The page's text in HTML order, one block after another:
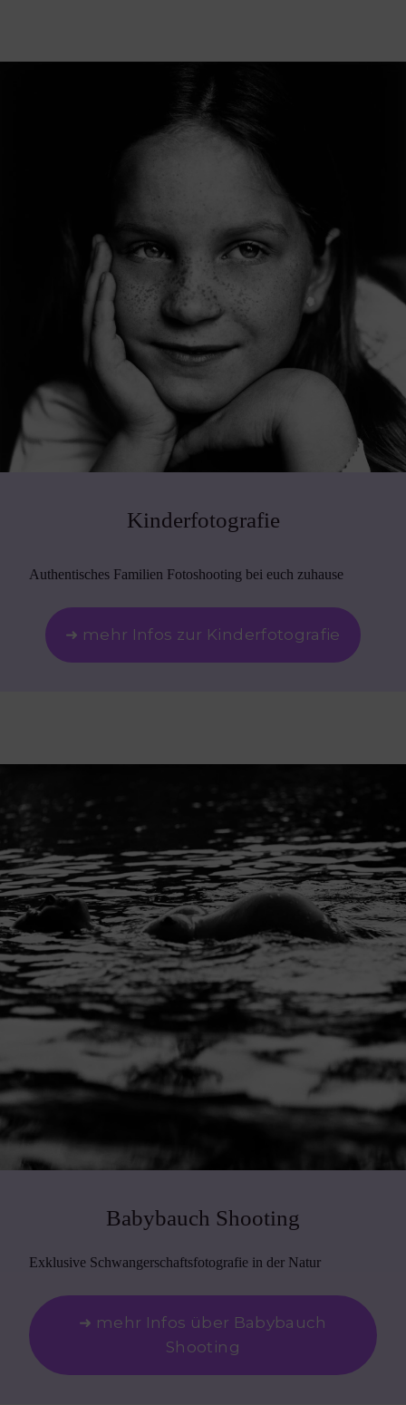
Kinderfotografie
Authentisches Familien Fotoshooting bei euch zuhause
➜ mehr Infos zur Kinderfotografie
Babybauch Shooting
Exklusive Schwangerschaftsfotografie in der Natur
➜ mehr Infos über Babybauch
Shooting